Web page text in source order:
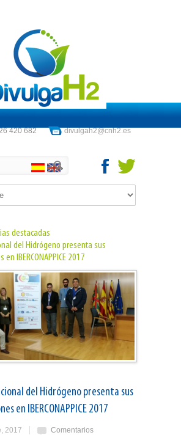
420 682 divulgah2@cnh2.es
destacadas
del Hidrógeno presenta sus
IBERCONAPPICE 2017
del Hidrógeno presenta sus
en IBERCONAPPICE 2017
2017
Comentarios